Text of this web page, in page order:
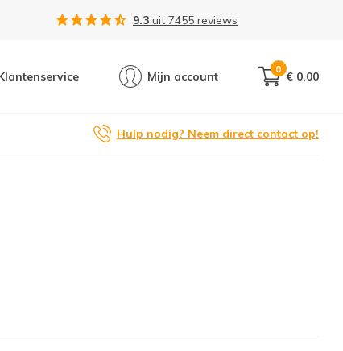
9.3 uit 7455 reviews
Mijn account
0
€ 0,00
Hulp nodig? Neem direct contact op!